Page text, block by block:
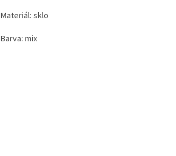
Materiál: sklo
Barva: mix